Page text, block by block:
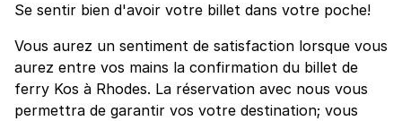
Se sentir bien d'avoir votre billet dans votre poche!
Vous aurez un sentiment de satisfaction lorsque vous
aurez entre vos mains la confirmation du billet de
ferry Kos à Rhodes. La réservation avec nous vous
permettra de garantir vos votre destination; vous